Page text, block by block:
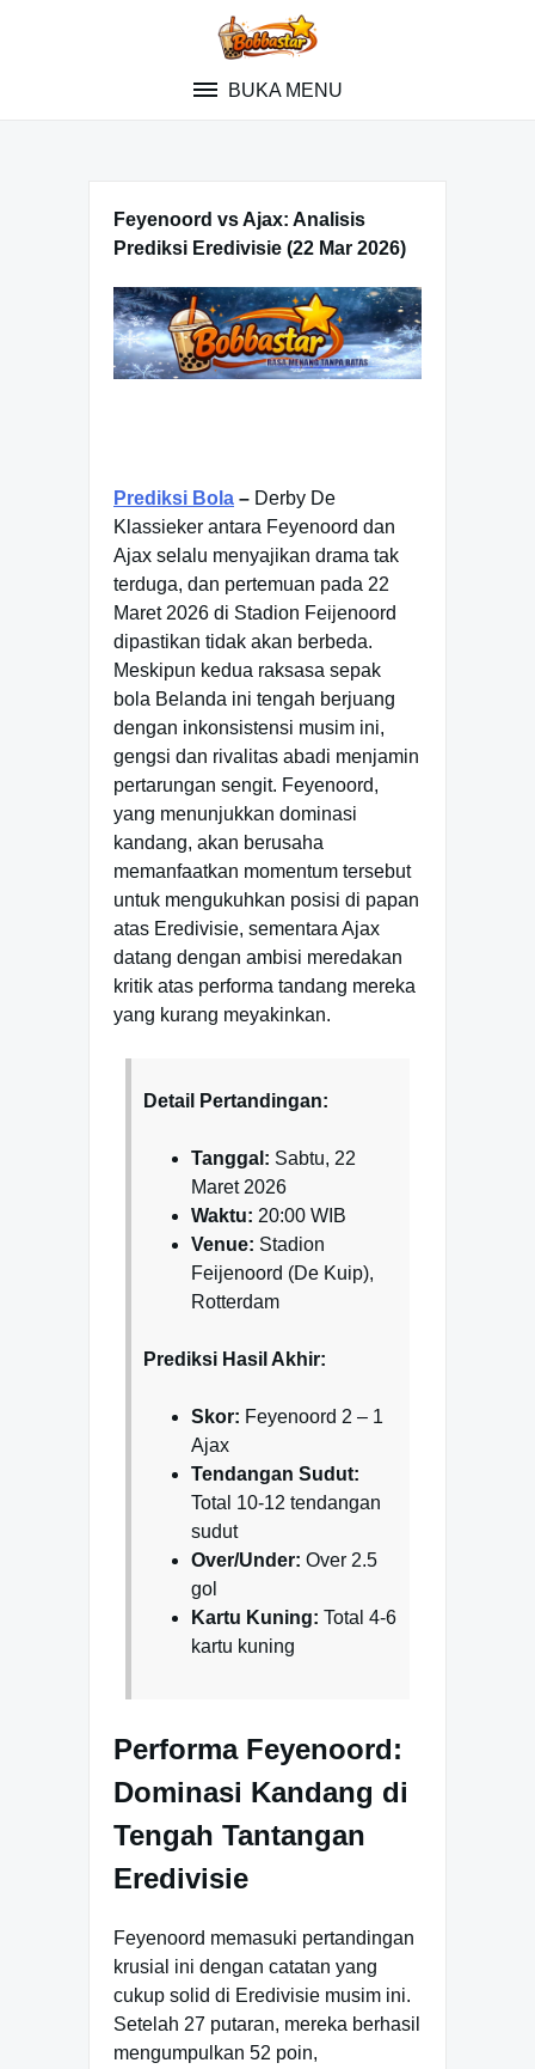
BUKA MENU
Feyenoord vs Ajax: Analisis
Prediksi Eredivisie (22 Mar 2026)
Prediksi Bola – Derby De
Klassieker antara Feyenoord dan
Ajax selalu menyajikan drama tak
terduga, dan pertemuan pada 22
Maret 2026 di Stadion Feijenoord
dipastikan tidak akan berbeda.
Meskipun kedua raksasa sepak
bola Belanda ini tengah berjuang
dengan inkonsistensi musim ini,
gengsi dan rivalitas abadi menjamin
pertarungan sengit. Feyenoord,
yang menunjukkan dominasi
kandang, akan berusaha
memanfaatkan momentum tersebut
untuk mengukuhkan posisi di papan
atas Eredivisie, sementara Ajax
datang dengan ambisi meredakan
kritik atas performa tandang mereka
yang kurang meyakinkan.
Detail Pertandingan:
Tanggal: Sabtu, 22
Maret 2026
Waktu: 20:00 WIB
Venue: Stadion
Feijenoord (De Kuip),
Rotterdam
Prediksi Hasil Akhir:
Skor: Feyenoord 2 – 1
Ajax
Tendangan Sudut:
Total 10-12 tendangan
sudut
Over/Under: Over 2.5
gol
Kartu Kuning: Total 4-6
kartu kuning
Performa Feyenoord:
Dominasi Kandang di
Tengah Tantangan
Eredivisie
Feyenoord memasuki pertandingan
krusial ini dengan catatan yang
cukup solid di Eredivisie musim ini.
Setelah 27 putaran, mereka berhasil
mengumpulkan 52 poin,